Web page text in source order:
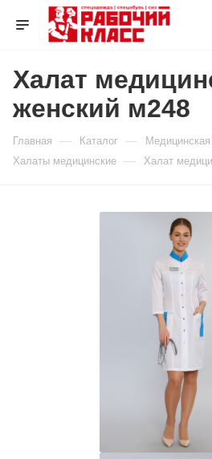
Халат
женский м248
Главная — Каталог —
Халаты медицинские — Халат